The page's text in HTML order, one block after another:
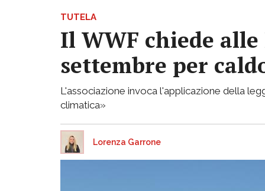
TUTELA
Il WWF chiede
settembre per
L'associazione invoca l'applicazione della
climatica»
Lorenza Garrone